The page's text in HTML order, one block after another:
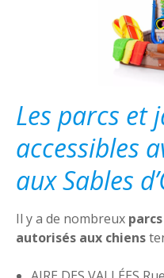
Les parcs et
accessibles
aux Sables
Il y a de nombreux
autorisés aux chiens